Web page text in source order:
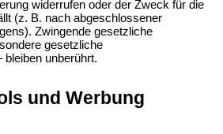
widerrufen oder der Zweck für die
(z. B. nach abgeschlossener
Zwingende gesetzliche
gesetzliche
unberührt.
und Werbung